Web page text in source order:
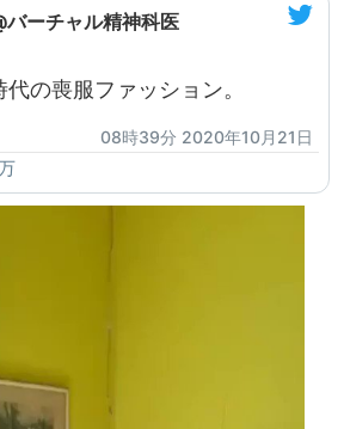
バーチャル精神科医
の喪服ファッション。
08時39分 2020年10月21日